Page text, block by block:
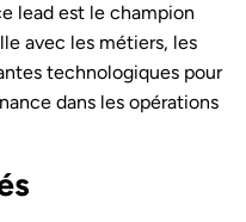
lead est le champion
avec les métiers, les
technologiques pour
dans les opérations